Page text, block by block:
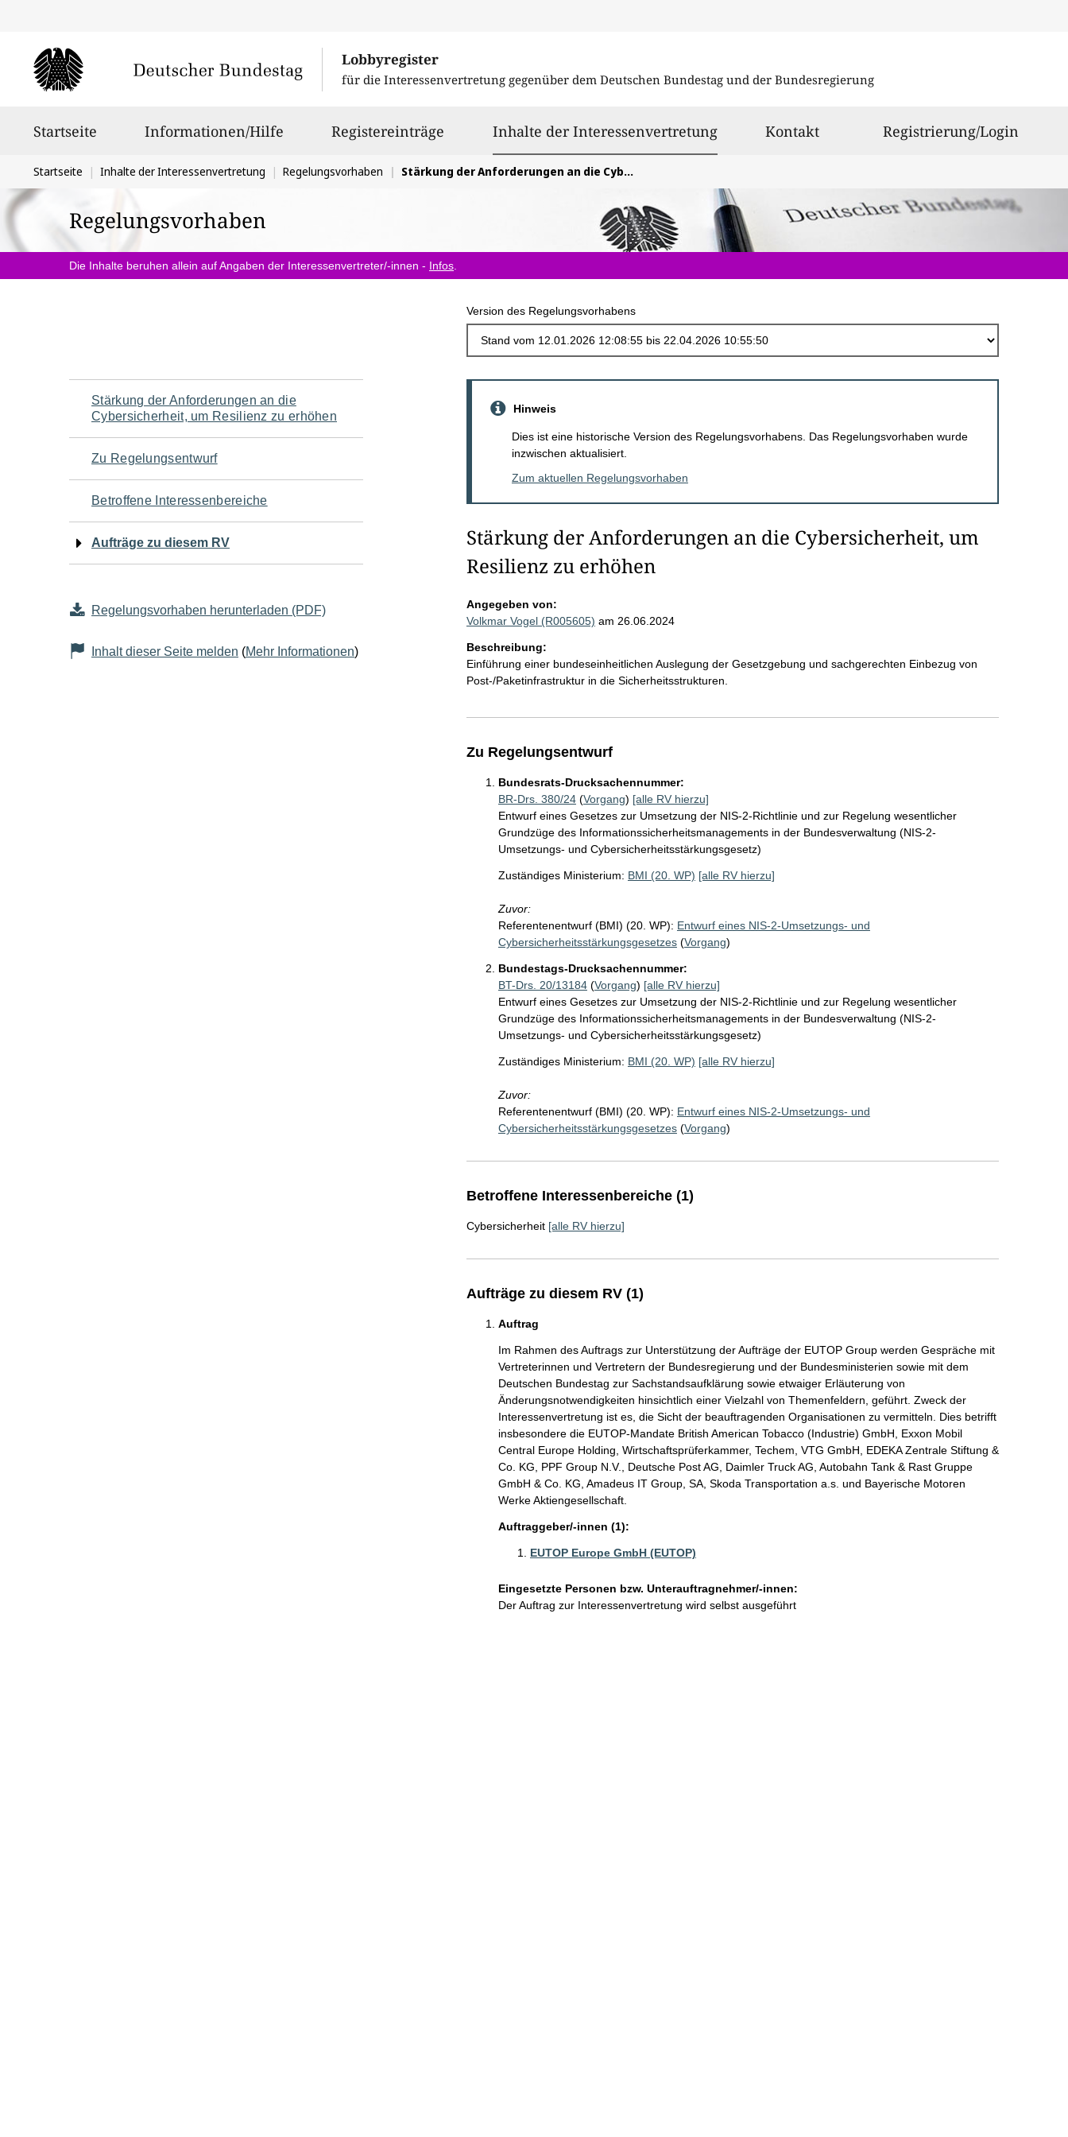
Lobbyregister
für die Interessenvertretung gegenüber dem Deutschen Bundestag und der Bundesregierung
Startseite Informationen/Hilfe Registereinträge Inhalte der Interessenvertretungausgewählt
Kontakt Registrierung/Login
Sie
befinden
sich
hier:
Startseite Inhalte der Interessenvertretung Regelungsvorhaben Stärkung der Anforderungen an die Cybersicherheit, um Resilienz zu erhöhen
Regelungsvorhaben
Die Inhalte beruhen allein auf Angaben der Interessenvertreter/-innen - Infos
Version des Regelungsvorhabens
Navigation
für
den
Seiteninhalt
Stärkung der Anforderungen an die
Cybersicherheit, um Resilienz zu erhöhen
Zu Regelungsentwurf
Betroffene Interessenbereiche
Aufträge zu diesem RV
Regelungsvorhaben herunterladen (PDF)
Inhalt dieser Seite melden (Mehr Informationen)
Hinweis
Dies ist eine historische Version des Regelungsvorhabens. Das Regelungsvorhaben wurde
inzwischen aktualisiert.
Zum aktuellen Regelungsvorhaben
Stärkung der Anforderungen an die Cybersicherheit, um
Resilienz zu erhöhen
Angegeben von:
Volkmar Vogel (R005605) am 26.06.2024
Beschreibung:
Einführung einer bundeseinheitlichen Auslegung der Gesetzgebung und sachgerechten Einbezug von
Post-/Paketinfrastruktur in die Sicherheitsstrukturen.
Zu Regelungsentwurf
Bundesrats-Drucksachennummer:
BR-Drs. 380/24(Vorgang) [alle RV hierzu]
Entwurf eines Gesetzes zur Umsetzung der NIS-2-Richtlinie und zur Regelung wesentlicher
Grundzüge des Informationssicherheitsmanagements in der Bundesverwaltung (NIS-2-
Umsetzungs- und Cybersicherheitsstärkungsgesetz)
Zuständiges Ministerium: BMI (20. WP) [alle RV hierzu]
Zuvor:
Referentenentwurf (BMI) (20. WP): Entwurf eines NIS-2-Umsetzungs- und
Cybersicherheitsstärkungsgesetzes(Vorgang)
Bundestags-Drucksachennummer:
BT-Drs. 20/13184(Vorgang) [alle RV hierzu]
Entwurf eines Gesetzes zur Umsetzung der NIS-2-Richtlinie und zur Regelung wesentlicher
Grundzüge des Informationssicherheitsmanagements in der Bundesverwaltung (NIS-2-
Umsetzungs- und Cybersicherheitsstärkungsgesetz)
Zuständiges Ministerium: BMI (20. WP) [alle RV hierzu]
Zuvor:
Referentenentwurf (BMI) (20. WP): Entwurf eines NIS-2-Umsetzungs- und
Cybersicherheitsstärkungsgesetzes(Vorgang)
Betroffene Interessenbereiche (1)
Cybersicherheit [alle RV hierzu]
Aufträge zu diesem RV (1)
Auftrag
Im Rahmen des Auftrags zur Unterstützung der Aufträge der EUTOP Group werden Gespräche mit
Vertreterinnen und Vertretern der Bundesregierung und der Bundesministerien sowie mit dem
Deutschen Bundestag zur Sachstandsaufklärung sowie etwaiger Erläuterung von
Änderungsnotwendigkeiten hinsichtlich einer Vielzahl von Themenfeldern, geführt. Zweck der
Interessenvertretung ist es, die Sicht der beauftragenden Organisationen zu vermitteln. Dies betrifft
insbesondere die EUTOP-Mandate British American Tobacco (Industrie) GmbH, Exxon Mobil
Central Europe Holding, Wirtschaftsprüferkammer, Techem, VTG GmbH, EDEKA Zentrale Stiftung &
Co. KG, PPF Group N.V., Deutsche Post AG, Daimler Truck AG, Autobahn Tank & Rast Gruppe
GmbH & Co. KG, Amadeus IT Group, SA, Skoda Transportation a.s. und Bayerische Motoren
Werke Aktiengesellschaft.
Auftraggeber/-innen (1):
EUTOP Europe GmbH (EUTOP)
Eingesetzte Personen bzw. Unterauftragnehmer/-innen:
Der Auftrag zur Interessenvertretung wird selbst ausgeführt